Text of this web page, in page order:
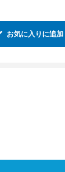
お気に入りに追加